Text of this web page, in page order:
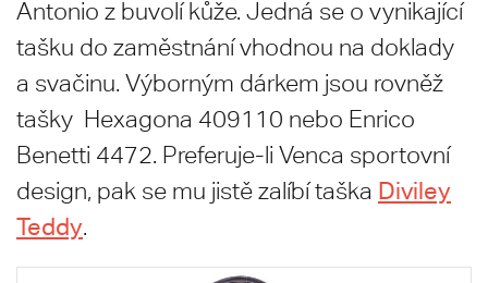
Antonio z buvolí kůže. Jedná se o vynikající
tašku do zaměstnání vhodnou na doklady
a svačinu. Výborným dárkem jsou rovněž
tašky Hexagona 409110 nebo Enrico
Benetti 4472. Preferuje-li Venca sportovní
design, pak se mu jistě zalíbí taška Diviley
Teddy.